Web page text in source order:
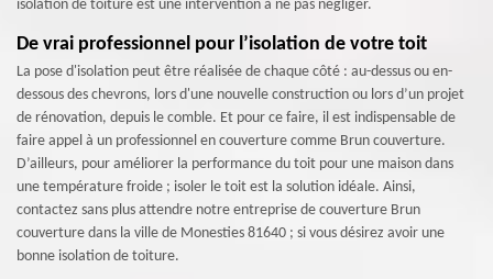
isolation de toiture est une intervention à ne pas négliger.
De vrai professionnel pour l’isolation de votre toit
La pose d'isolation peut être réalisée de chaque côté : au-dessus ou en-
dessous des chevrons, lors d'une nouvelle construction ou lors d’un projet
de rénovation, depuis le comble. Et pour ce faire, il est indispensable de
faire appel à un professionnel en couverture comme Brun couverture.
D’ailleurs, pour améliorer la performance du toit pour une maison dans
une température froide ; isoler le toit est la solution idéale. Ainsi,
contactez sans plus attendre notre entreprise de couverture Brun
couverture dans la ville de Monesties 81640 ; si vous désirez avoir une
bonne isolation de toiture.